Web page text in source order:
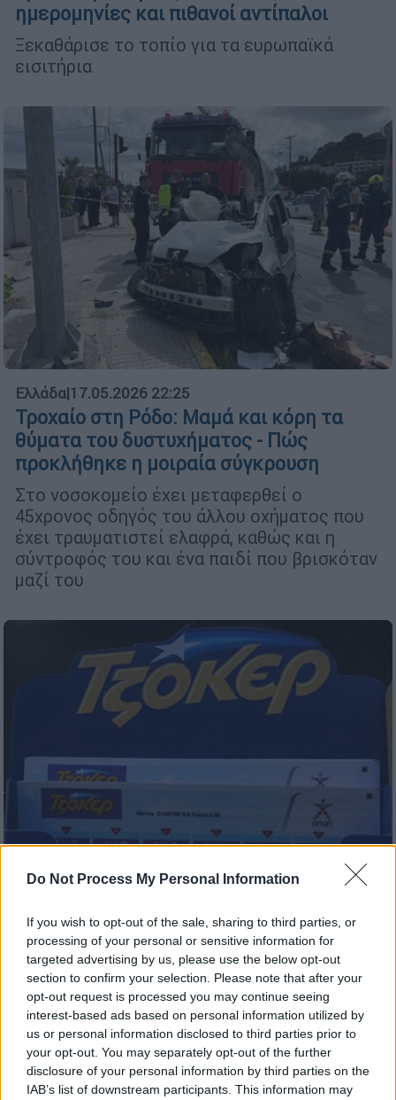
Do Not Process My Personal Information
If you wish to opt-out of the sale, sharing to third parties, or
processing of your personal or sensitive information for
targeted advertising by us, please use the below opt-out
section to confirm your selection. Please note that after your
opt-out request is processed you may continue seeing
interest-based ads based on personal information utilized by
us or personal information disclosed to third parties prior to
your opt-out. You may separately opt-out of the further
disclosure of your personal information by third parties on the
IAB’s list of downstream participants. This information may
ημερομηνίες και πιθανοί αντίπαλοι
Ξεκαθάρισε το τοπίο για τα ευρωπαϊκά
εισιτήρια
Ελλάδα|17.05.2026 22:25
Τροχαίο στη Ρόδο: Μαμά και κόρη τα
θύματα του δυστυχήματος - Πώς
προκλήθηκε η μοιραία σύγκρουση
Στο νοσοκομείο έχει μεταφερθεί ο
45χρονος οδηγός του άλλου οχήματος που
έχει τραυματιστεί ελαφρά, καθώς και η
σύντροφός του και ένα παιδί που βρισκόταν
μαζί του
Κλήρωση Τζόκερ: Οι τυχεροί αριθμοί για
τα 11,6 εκατ. ευρώ - Ένας μεγάλος
νικητής!
Δείτε αν κερδίσατε